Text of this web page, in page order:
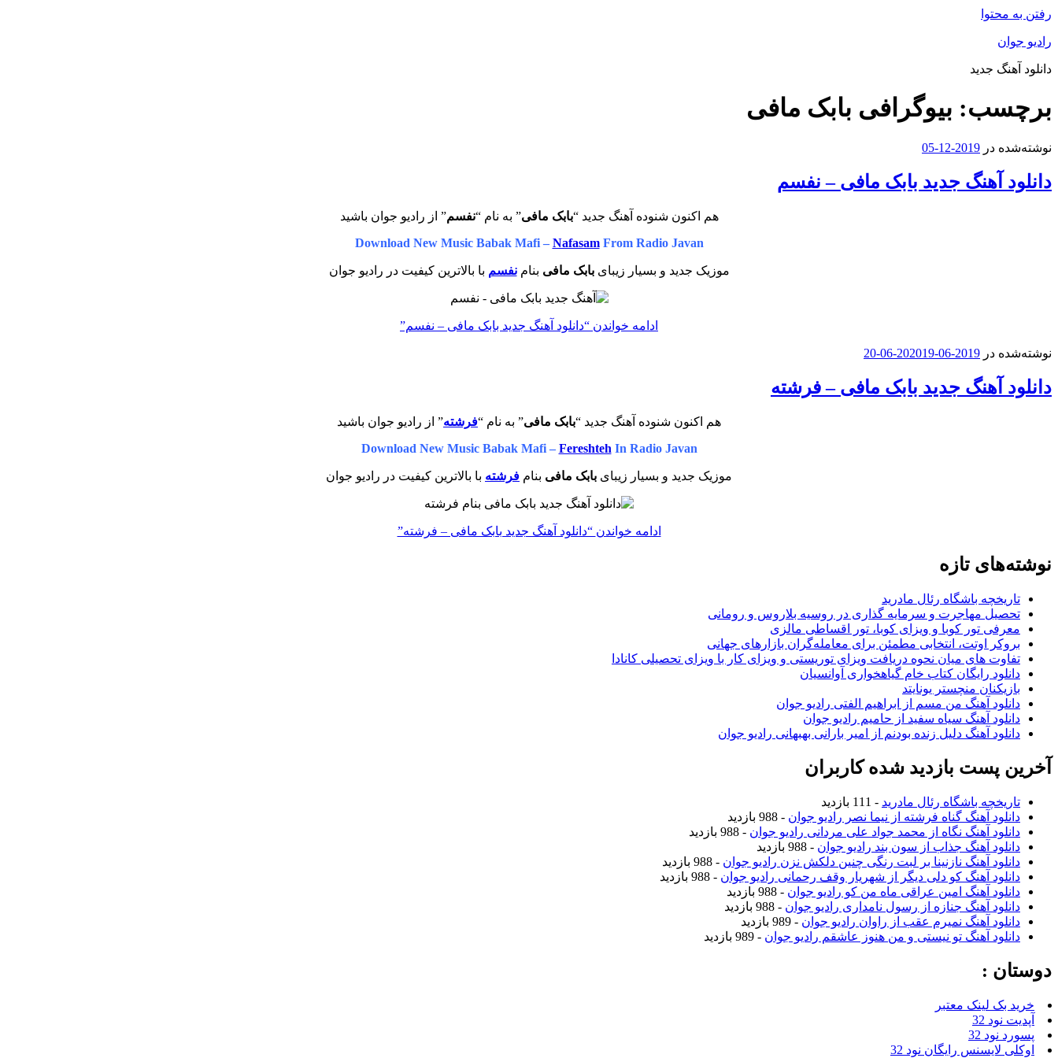
رفتن به محتوا
رادیو جوان
دانلود آهنگ جدید
برچسب: بیوگرافی بابک مافی
نوشته‌شده در 2019-12-05
دانلود آهنگ جدید بابک مافی – نفسم
هم اکنون شنوده آهنگ جدید “بابک مافی” به نام “نفسم” از رادیو جوان باشید
Download New Music Babak Mafi – NafasamFrom Radio Javan
موزیک جدید و بسیار زیبایبابک مافی بنام نفسم با بالاترین کیفیت در رادیو جوان
ادامه خواندن “دانلود آهنگ جدید بابک مافی – نفسم”
نوشته‌شده در 2019-06-20
2019-06-20
دانلود آهنگ جدید بابک مافی – فرشته
هم اکنون شنوده آهنگ جدید “بابک مافی” به نام “فرشته” از رادیو جوان باشید
Download New Music Babak Mafi – Fereshteh In Radio Javan
موزیک جدید و بسیار زیبای بابک مافی بنام فرشته با بالاترین کیفیت در رادیو جوان
ادامه خواندن “دانلود آهنگ جدید بابک مافی – فرشته”
نوشته‌های تازه
تاریخچه باشگاه رئال مادرید
تحصیل مهاجرت و سرمایه گذاری در روسیه بلاروس و رومانی
معرفی تور کوبا و ویزای کوبا، تور اقساطی مالزی
بروکر اوتت، انتخابی مطمئن برای معامله‌گران بازارهای جهانی
تفاوت های میان نحوه دریافت ویزای توریستی و ویزای کار با ویزای تحصیلی کانادا
دانلود رایگان کتاب خام گیاهخواری آوانسیان
بازیکنان منچستر یونایتد
دانلود آهنگ من مسم از ابراهیم الفتی رادیو جوان
دانلود آهنگ سیاه سفید از حامیم رادیو جوان
دانلود آهنگ دلیل زنده بودنم از امیر بارانی بهبهانی رادیو جوان
آخرین پست بازدید شده کاربران
تاریخچه باشگاه رئال مادرید - 111 بازدید
دانلود آهنگ گناه فرشته از نیما نصر رادیو جوان - 988 بازدید
دانلود آهنگ نگاه از محمد جواد علی مردانی رادیو جوان - 988 بازدید
دانلود آهنگ جذاب از سون بند رادیو جوان - 988 بازدید
دانلود آهنگ نازنینا بر لبت رنگی چنین دلکش نزن رادیو جوان - 988 بازدید
دانلود آهنگ کو دلی دیگر از شهریار وقف رحمانی رادیو جوان - 988 بازدید
دانلود آهنگ امین عراقی ماه من کو رادیو جوان - 988 بازدید
دانلود آهنگ جنازه از رسول نامداری رادیو جوان - 988 بازدید
دانلود آهنگ نمیرم عقب از راوان رادیو جوان - 989 بازدید
دانلود آهنگ تو نیستی و من هنوز عاشقم رادیو جوان - 989 بازدید
دوستان :
خرید بک لینک معتبر
آپدیت نود 32
پسورد نود 32
اوکلی لایسنس رایگان نود 32